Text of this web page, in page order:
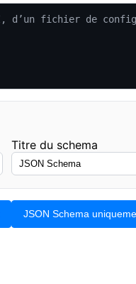
Titre du schema
JSON Schema